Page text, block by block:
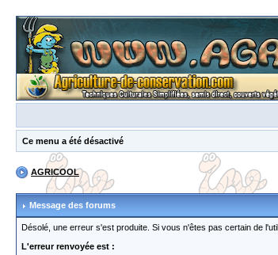
Ce menu a été désactivé
AGRICOOL
Message des forums
Désolé, une erreur s'est produite. Si vous n'êtes pas certain de
L'erreur renvoyée est :